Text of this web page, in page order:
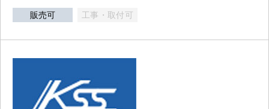
販売可 工事・取付可